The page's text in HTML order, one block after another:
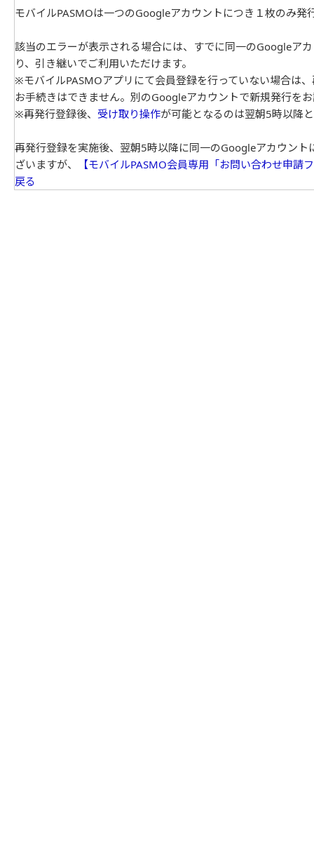
モバイルPASMOは一つのGoogleアカウントにつき１枚のみ発
該当のエラーが表示される場合には、すでに同一のGoogleア
り、引き継いでご利用いただけます。
※モバイルPASMOアプリにて会員登録を行っていない場合は
お手続きはできません。別のGoogleアカウントで新規発行を
※再発行登録後、 受け取り操作が可能となるのは翌朝5時以降
再発行登録を実施後、翌朝5時以降に同一のGoogleアカウン
ざいますが、
【モバイルPASMO会員専用「お問い合わせ申請
戻る